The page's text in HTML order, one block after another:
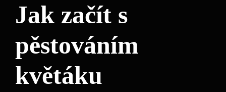
Jak začít s
pěstováním
květáku